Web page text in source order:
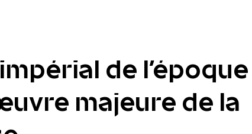
de
majeure de la